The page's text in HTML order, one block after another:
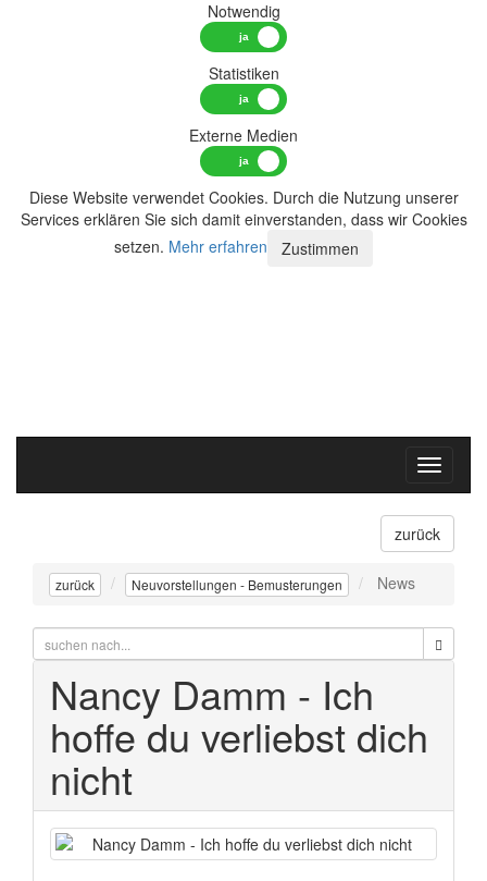
Notwendig
Statistiken
Externe Medien
Diese Website verwendet Cookies. Durch die Nutzung unserer
Services erklären Sie sich damit einverstanden, dass wir Cookies
setzen. Mehr erfahren Zustimmen
Toggle
zurück
zurück Neuvorstellungen - Bemusterungen News
Nancy Damm - Ich
hoffe du verliebst dich
nicht